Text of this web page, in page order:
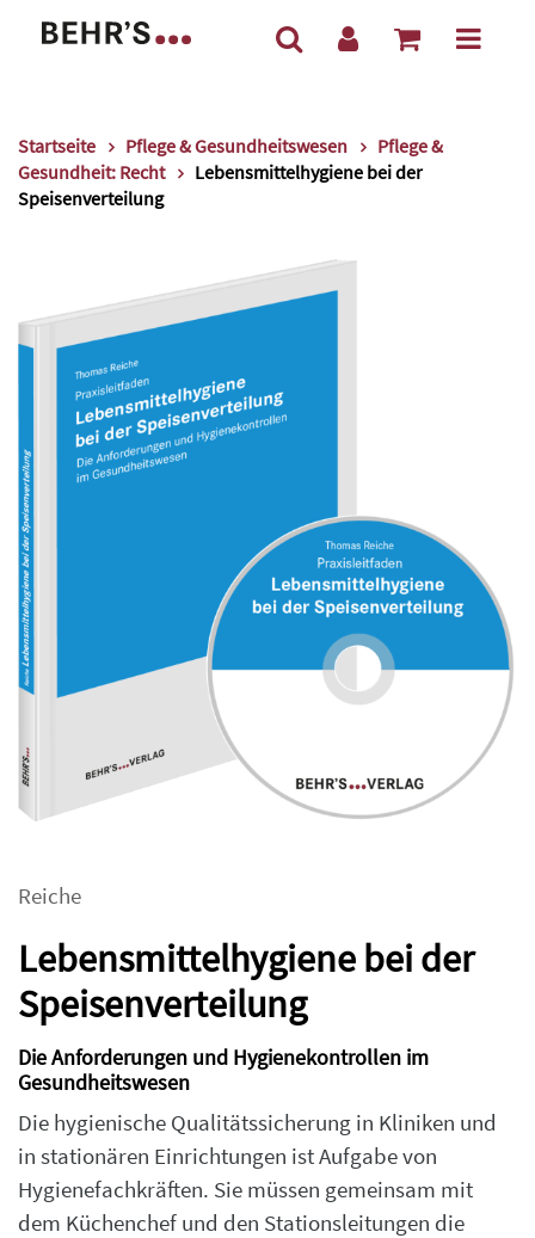
Startseite Pflege & Gesundheitswesen
Pflege &
Gesundheit: Recht
Lebensmittelhygiene bei der
Speisenverteilung
Reiche
Lebensmittelhygiene bei der
Speisenverteilung
Die Anforderungen und Hygienekontrollen im
Gesundheitswesen
Die hygienische Qualitätssicherung in Kliniken und
in stationären Einrichtungen ist Aufgabe von
Hygienefachkräften. Sie müssen gemeinsam mit
dem Küchenchef und den Stationsleitungen die